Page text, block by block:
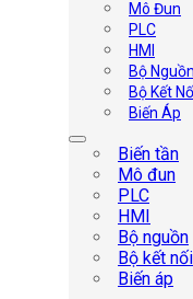
Mô Đun
PLC
HMI
Bộ Nguồn
Bộ Kết
Biến Áp
Biến tần
Mô đun
PLC
HMI
Bộ nguồn
Bộ kết nối
Biến áp